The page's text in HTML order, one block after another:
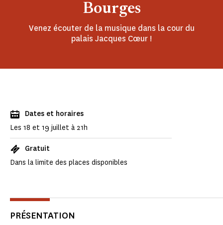
Bourges
Venez écouter de la musique dans la cour du
palais Jacques Cœur !
Dates et horaires
Les 18 et 19 juillet à 21h
Gratuit
Dans la limite des places disponibles
PRÉSENTATION